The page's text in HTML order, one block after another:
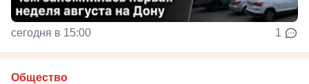
сегодня в 15:00 1
Общество